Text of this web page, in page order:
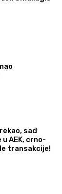
sad
AEK, crno-
transakcije!